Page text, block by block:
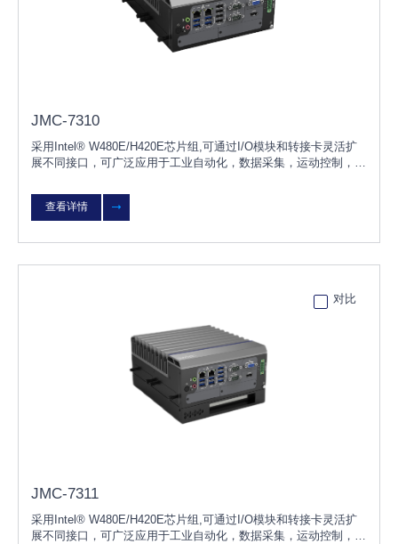
JMC-7310
采用Intel® W480E/H420E芯片组,可通过I/O模块和转接卡灵活扩
展不同接口，可广泛应用于工业自动化，数据采集，运动控制，光
查看详情
对比
JMC-7311
采用Intel® W480E/H420E芯片组,可通过I/O模块和转接卡灵活扩
展不同接口，可广泛应用于工业自动化，数据采集，运动控制，光